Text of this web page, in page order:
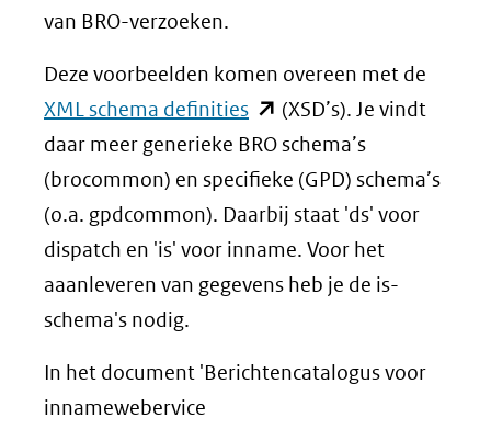
naar
andere
website)
van BRO-verzoeken.
Deze voorbeelden komen overeen met de
XML schema definities(opent
in
nieuw
venster)
(verwijst
naar
(XSD’s). Je vindt
daar meer generieke BRO schema’s
(brocommon) en specifieke (GPD) schema’s
(o.a. gpdcommon). Daarbij staat 'ds' voor
dispatch en 'is' voor inname. Voor het
aaanleveren van gegevens heb je de is-
schema's nodig.
In het document 'Berichtencatalogus voor
innamewebervice